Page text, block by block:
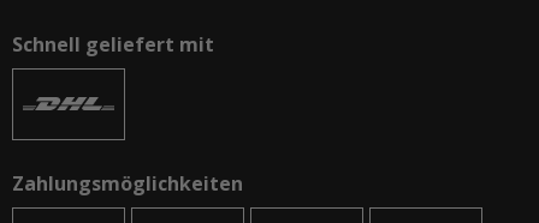
Schnell geliefert mit
Zahlungsmöglichkeiten